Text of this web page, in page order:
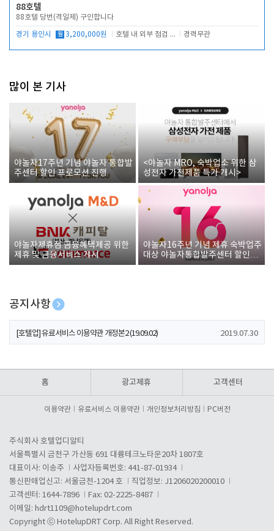
88호텔
88호텔 당번(격일제) 구인합니다
경기 용인시 월 3,200,000원 호텔 내 외부 점검 및 프런트 운영 경력무관
많이 본 기사
야놀자17주년 기념 야놀자 통합발
주센터 할인 프로모션 진행
<야놀자 MRO, 숙박업소 위한 삼
성전자 가전제품 특가 개시>
야놀자제휴점 금융혜택제공 위한
제휴 및 금융서비스 게시
야놀자16주년 기념 제휴 숙박업주
대상 야놀자통합발주센터 할인쿠
폰 증정
공지사항
[호텔업] 개인정보 처리방침 개정본1 (19.09.02)
[호텔업] 유료서비스 이용약관 개정본2 (19.09.02) 2019.07.30
홈 광고제휴 고객센터
이용약관 유료서비스 이용약관 개인정보처리방침 PC버전
주식회사 호텔업디알티
서울특별시 금천구 가산동 691 대륭테크노타운20차 1807호
대표이사: 이송주
사업자등록번호: 441-87-01934
통신판매업신고: 서울금천-1204 호
직업정보: J1206020200010
고객센터: 1644-7896
Fax: 02-2225-8487
이메일: hdrt1109@hotelupdrt.com
Copyright ⓒ HotelupDRT Corp. All Right Reserved.